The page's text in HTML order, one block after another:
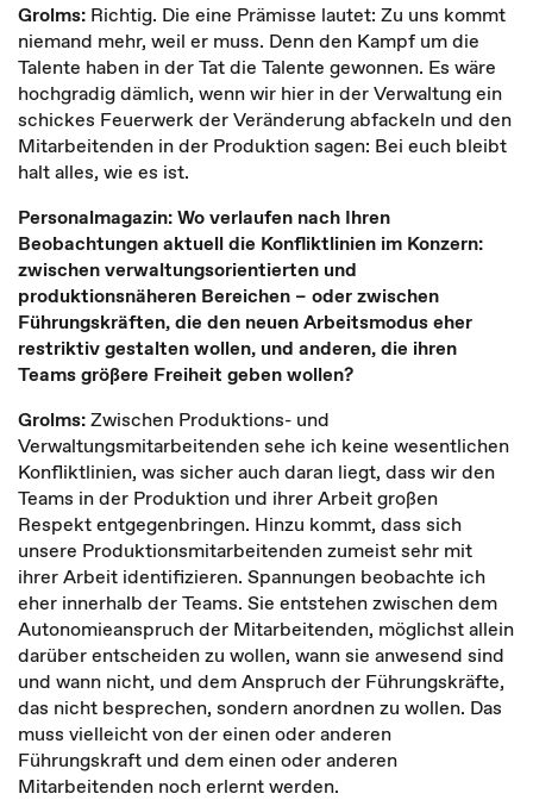
Grolms: Richtig. Die eine Prämisse lautet: Zu uns kommt
niemand mehr, weil er muss. Denn den Kampf um die
Talente haben in der Tat die Talente gewonnen. Es wäre
hochgradig dämlich, wenn wir hier in der Verwaltung ein
schickes Feuerwerk der Veränderung abfackeln und den
Mitarbeitenden in der Produktion sagen: Bei euch bleibt
halt alles, wie es ist.
Personalmagazin: Wo verlaufen nach Ihren
Beobachtungen aktuell die Konfliktlinien im Konzern:
zwischen verwaltungsorientierten und
produktionsnäheren Bereichen – oder zwischen
Führungskräften, die den neuen Arbeitsmodus eher
restriktiv gestalten wollen, und anderen, die ihren
Teams größere Freiheit geben wollen?
Grolms:Zwischen Produktions- und
Verwaltungsmitarbeitenden sehe ich keine wesentlichen
Konfliktlinien, was sicher auch daran liegt, dass wir den
Teams in der Produktion und ihrer Arbeit großen
Respekt entgegenbringen. Hinzu kommt, dass sich
unsere Produktionsmitarbeitenden zumeist sehr mit
ihrer Arbeit identifizieren. Spannungen beobachte ich
eher innerhalb der Teams. Sie entstehen zwischen dem
Autonomieanspruch der Mitarbeitenden, möglichst allein
darüber entscheiden zu wollen, wann sie anwesend sind
und wann nicht, und dem Anspruch der Führungskräfte,
das nicht besprechen, sondern anordnen zu wollen. Das
muss vielleicht von der einen oder anderen
Führungskraft und dem einen oder anderen
Mitarbeitenden noch erlernt werden.